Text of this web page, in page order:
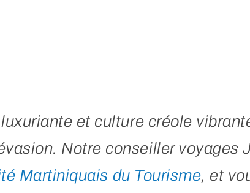
et culture créole
Notre conseiller voyages
Martiniquais du Tourisme, et